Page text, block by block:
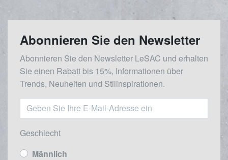
Abonnieren Sie den Newsletter
Abonnieren Sie den Newsletter LeSAC und erhalten
Sie einen Rabatt bis 15%, Informationen über
Trends, Neuheiten und Stilinspirationen.
Geschlecht
Männlich